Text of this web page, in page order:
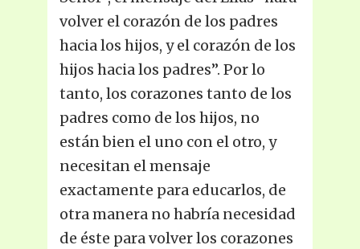
volver el corazón de los padres
hacia los hijos, y el corazón de los
hijos hacia los padres”. Por lo
tanto, los corazones tanto de los
padres como de los hijos, no
están bien el uno con el otro, y
necesitan el mensaje
exactamente para educarlos, de
otra manera no habría necesidad
de éste para volver los corazones